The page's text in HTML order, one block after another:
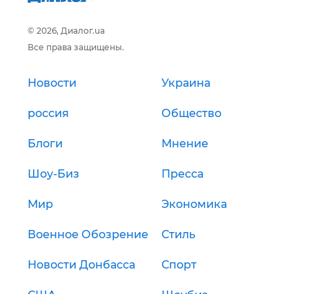
© 2026, Диалог.ua
Все права защищены.
Новости Украина
россия Общество
Блоги Мнение
Шоу-Биз Пресса
Мир Экономика
Военное Обозрение Стиль
Новости Донбасса Спорт